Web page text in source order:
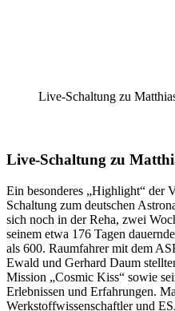
Live-Schaltung zu
Live-Schaltung zu
Ein besonderes „Highlight“ der
Schaltung zum deutschen
sich noch in der Reha, zwei
seinem etwa 176 Tagen
als 600. Raumfahrer mit dem
Ewald und Gerhard Daum
Mission „Cosmic Kiss“ sowie
Erlebnissen und Erfahrungen.
Werkstoffwissenschaftler und